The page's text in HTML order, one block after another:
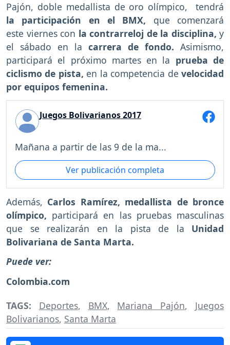
Pajón, doble medallista de oro olímpico, tendrá
la participación en el BMX, que comenzará
este viernes con la contrarreloj de la disciplina, y
el sábado en la carrera de fondo. Asimismo,
participará el próximo martes en la prueba de
ciclismo de pista, en la competencia develocidad
por equipos femenina.
Juegos Bolivarianos 2017
Mañana a partir de las 9 de la ma...
Ver publicación completa
Además, Carlos Ramírez, medallista de bronce
olímpico, participará en las pruebas masculinas
que se realizarán en la pista de la Unidad
Bolivariana de Santa Marta.
Puede ver:
Colombia.com
TAGS: Deportes, BMX, Mariana Pajón, Juegos
Bolivarianos, Santa Marta